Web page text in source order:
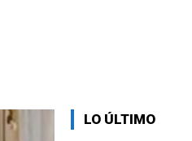
LO ÚLTIMO